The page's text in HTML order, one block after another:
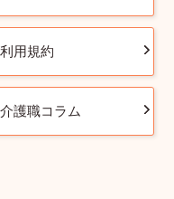
利用規約
介護職コラム